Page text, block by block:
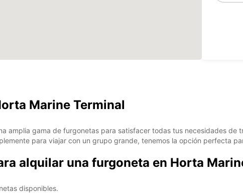
Marine Terminal
amplia gama de furgonetas para satisfacer todas tus necesidades de
para viajar con un grupo grande, tenemos la opción perfecta
alquilar una furgoneta en Horta
disponibles.